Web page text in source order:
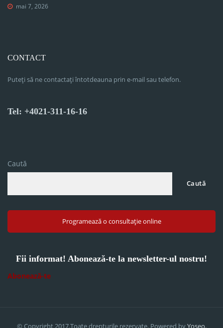
mai 7, 2026
CONTACT
Puteți să ne contactați întotdeauna prin e-mail sau telefon.
Tel: +4021-311-16-16
Caută
Caută
Programează o consultație online
Fii informat! Abonează-te la newsletter-ul nostru!
Abonează-te
© Copyright 2017.Toate drepturile rezervate. Powered byYoseo.